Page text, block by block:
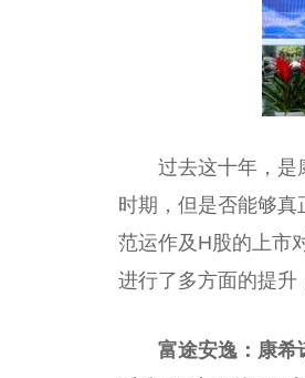
过去这十年，是
时期，但是否能够
范运作及H股的上市
进行了多方面的提升
富途安逸：康希